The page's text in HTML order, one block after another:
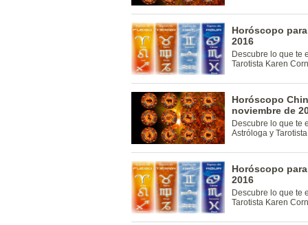
Horóscopo
2016
Descubre lo que te
Tarotista Karen
Horóscopo
noviembre de
Descubre lo que te
Astróloga y
Horóscopo
2016
Descubre lo que te
Tarotista Karen